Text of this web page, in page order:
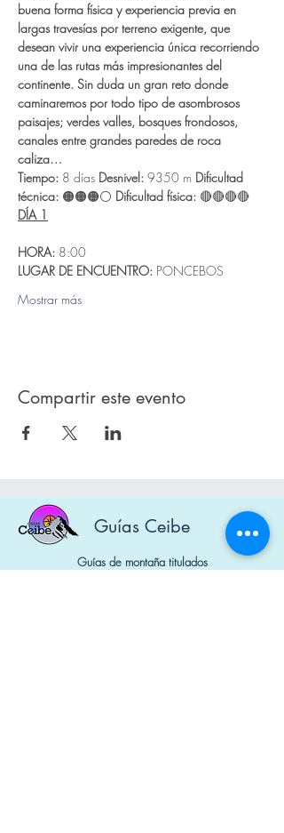
buena forma física y experiencia previa en
largas travesías por terreno exigente, que
desean vivir una experiencia única recorriendo
una de las rutas más impresionantes del
continente. Sin duda un gran reto donde
caminaremos por todo tipo de asombrosos
paisajes; verdes valles, bosques frondosos,
canales entre grandes paredes de roca
caliza…
Tiempo: 8 días Desnivel: 9350 m Dificultad
técnica: 🟠🟠🟠⚪ Dificultad física: 🔴🔴🔴🔴
DÍA 1
HORA: 8:00
LUGAR DE ENCUENTRO: PONCEBOS
Mostrar más
Compartir este evento
Guías Ceibe
Guías de montaña titulados